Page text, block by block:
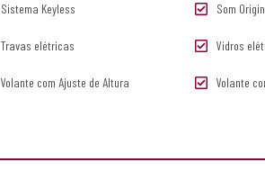
Sistema Keyless Som
Travas elétricas Vidros
Volante com Ajuste de Altura Volante